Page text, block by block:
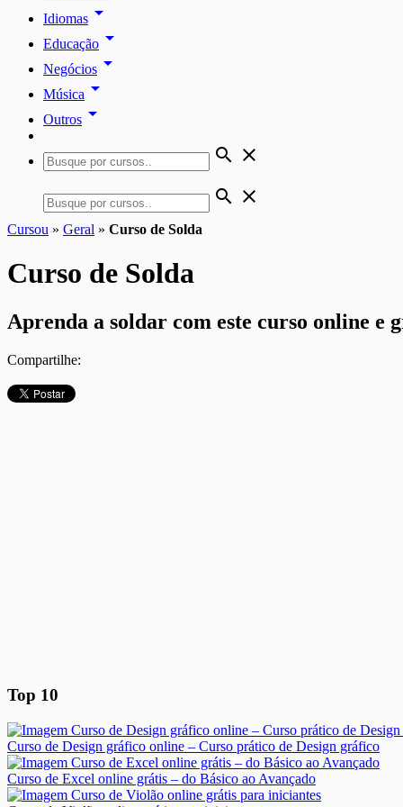
Idiomas arrow_drop_down
Educação arrow_drop_down
Negócios arrow_drop_down
Música arrow_drop_down
Outros arrow_drop_down
search close
search close
Cursou » Geral » Curso de Solda
Curso de Solda
Aprenda a soldar com este curso online e
Compartilhe:
Top 10
Curso de Design gráfico online – Curso prático de Design gráfico
Curso de Excel online grátis – do Básico ao Avançado